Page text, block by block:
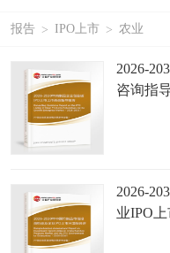
报告 > IPO上市 > 农业
2026-
咨询指
2026-
业IPO